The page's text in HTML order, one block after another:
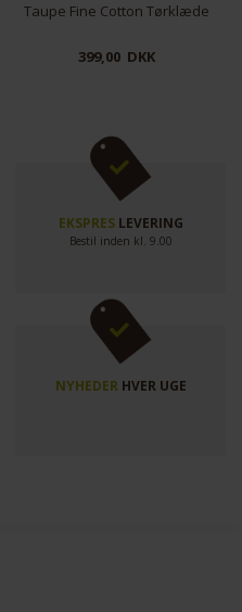
Tørklæde Viscose Printed Black
299,00 DKK
EKSPRESLEVERING
Bestil inden kl. 9.00
NYHEDERHVER UGE